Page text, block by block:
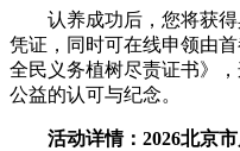
认养成功后，您将获得
凭证，同时可在线申领由
全民义务植树尽责证书》
公益的认可与纪念。
活动详情：2026北京